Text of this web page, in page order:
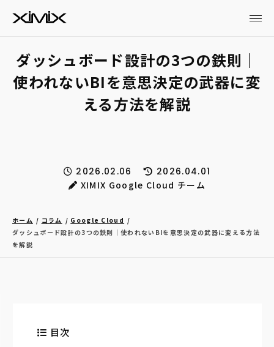
ダッシュボード設計の3つの鉄則｜
使われないBIを意思決定の武器に変
える方法を解説
2026.02.06
2026.04.01
XIMIX Google Cloud チーム
ホーム コラム
Google Cloud
ダッシュボード設計の3つの鉄則｜使われないBIを意思決定の武器に変える方法
を解説
目次